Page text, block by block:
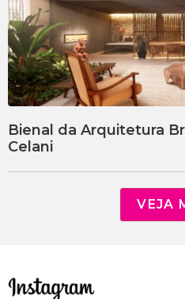
Bienal da Arquitetura
Celani
VEJA